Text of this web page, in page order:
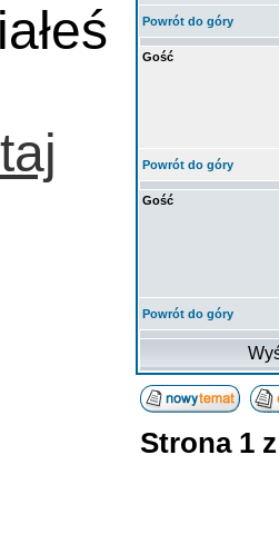
Powrót do góry
Gość
Powrót do góry
Gość
Powrót do góry
Strona 1